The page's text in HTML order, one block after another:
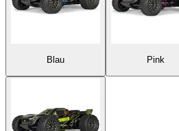
Blau Pink